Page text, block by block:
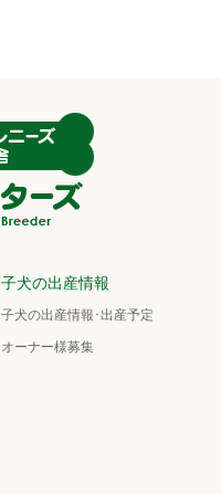
子犬の出産情報
子犬の出産情報･出産予定
オーナー様募集